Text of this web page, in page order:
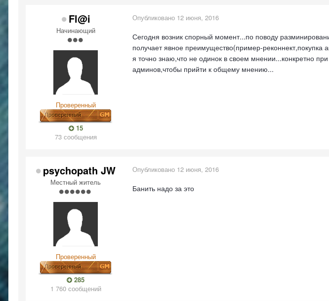
Fl@i
Начинающий
Проверенный
15
73 сообщения
Опубликовано 12 июня, 2016
Сегодня возник спорный момент...по поводу
получает явное преимущество(пример-
я точно знаю,что не одинок в своем мнении...конкретно
админов,чтобы прийти к общему мнению...
psychopath JW
Местный житель
Проверенный
285
1 760 сообщений
Опубликовано 12 июня, 2016
Банить надо за это